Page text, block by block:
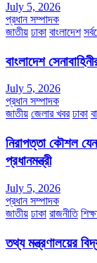
July 5, 2026
প্রধান সম্পাদক
জাতীয় ঢাকা বাংলাদেশ
বাংলাদেশ
July 5, 2026
প্রধান সম্পাদক
জাতীয় জেলার খবর ঢাকা
নিরাপত্তা কৌশল
প্রধানমন্ত্রী
July 5, 2026
প্রধান সম্পাদক
জাতীয় ঢাকা রাজনীতি
তথ্য মন্ত্রণালয়ের